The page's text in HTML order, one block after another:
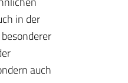
in der
auch